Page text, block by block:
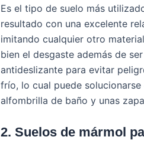
Es el tipo de suelo más
resultado con una excelente
imitando cualquier otro
bien el desgaste además de
antideslizante para evitar
frío, lo cual puede
alfombrilla de baño y unas
2. Suelos de mármol